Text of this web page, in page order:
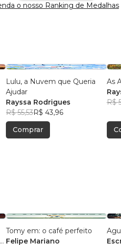
o nosso Ranking de Medalhas
Lulu, a Nuvem que Queria
Ajudar
Rayssa Rodrigues
R$ 55,53R$ 43,96
Comprar
As
R$
Tomy em: o café perfeito
Felipe Mariano